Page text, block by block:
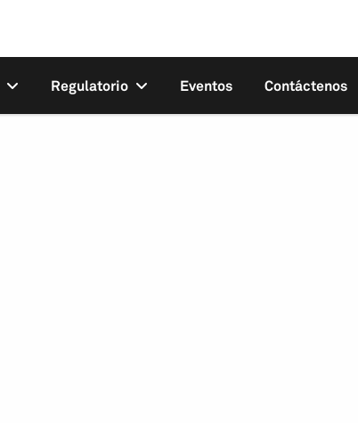
Regulatorio Eventos Contáctenos